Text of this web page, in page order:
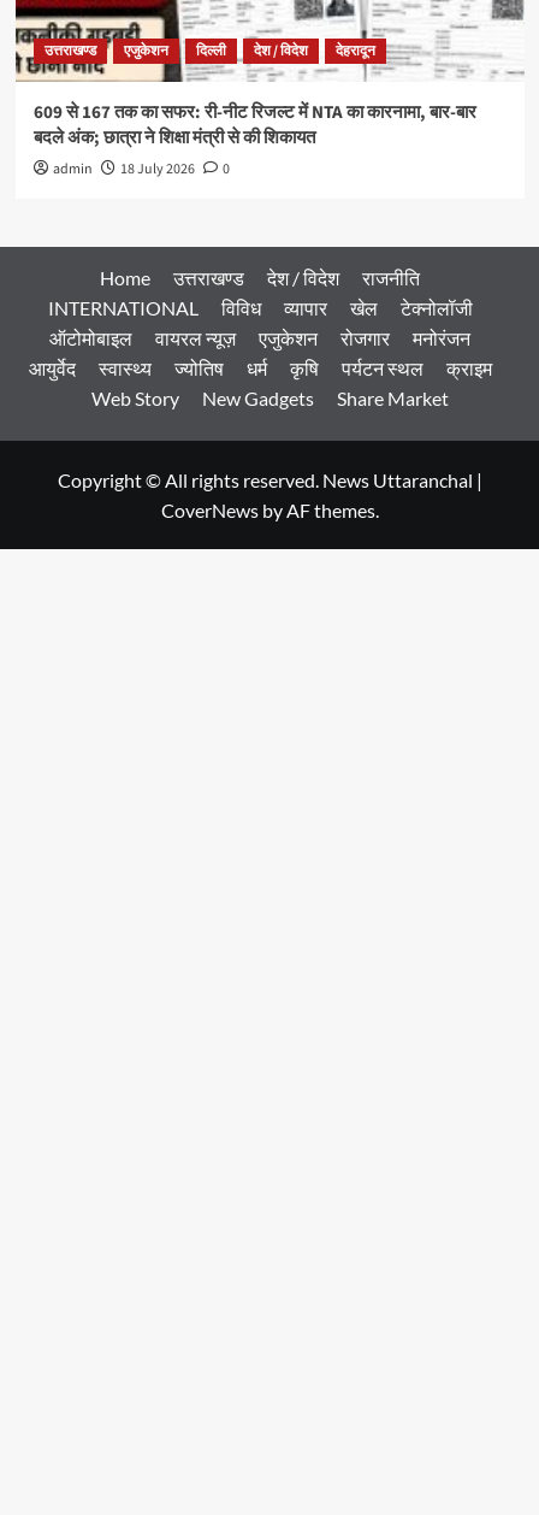
उत्तराखण्ड एजुकेशन दिल्ली देश / विदेश देहरादून
609 से 167 तक का सफर: री-नीट रिजल्ट में NTA का कारनामा, बार-बार
बदले अंक; छात्रा ने शिक्षा मंत्री से की शिकायत
admin 18 July 2026 0
Home उत्तराखण्ड देश / विदेश
राजनीति
INTERNATIONAL
विविध व्यापार खेल
टेक्नोलॉजी
ऑटोमोबाइल
वायरल न्यूज़ एजुकेशन रोजगार
मनोरंजन
आयुर्वेद
स्वास्थ्य ज्योतिष धर्म कृषि पर्यटन स्थल
क्राइम
Web Story
New Gadgets Share Market
Copyright © All rights reserved. News Uttaranchal |
CoverNewsby AF themes.